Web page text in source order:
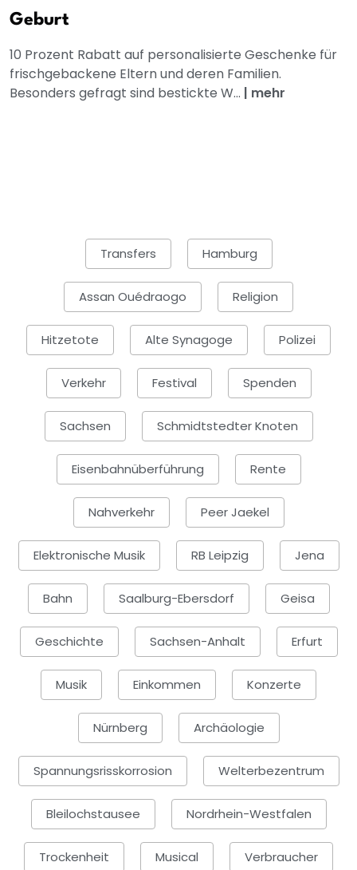
Geburt
10 Prozent Rabatt auf personalisierte Geschenke für
frischgebackene Eltern und deren Familien.
Besonders gefragt sind bestickte W... | mehr
Transfers Hamburg
Assan Ouédraogo Religion
Hitzetote Alte Synagoge Polizei
Verkehr Festival Spenden
Sachsen Schmidtstedter Knoten
Eisenbahnüberführung Rente
Nahverkehr Peer Jaekel
Elektronische Musik RB Leipzig Jena
Bahn Saalburg-Ebersdorf Geisa
Geschichte Sachsen-Anhalt Erfurt
Musik Einkommen Konzerte
Nürnberg Archäologie
Spannungsrisskorrosion Welterbezentrum
Bleilochstausee Nordrhein-Westfalen
Trockenheit Musical Verbraucher